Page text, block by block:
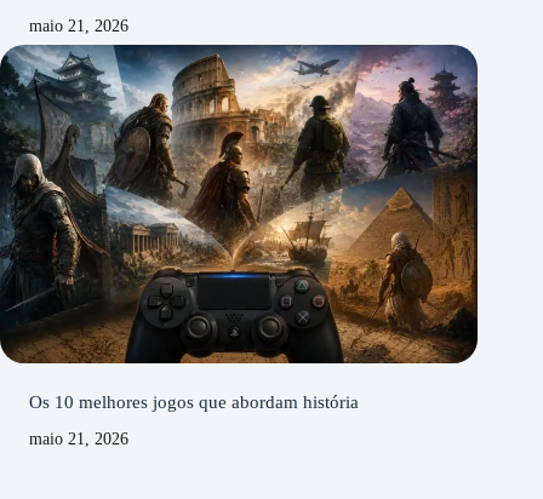
maio 21, 2026
Os 10 melhores jogos que abordam história
maio 21, 2026